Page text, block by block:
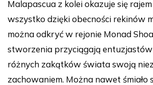
Malapascua z kolei okazuje się
wszystko dzięki obecności rekinów
można odkryć w rejonie Monad
stworzenia przyciągają
różnych zakątków świata swoją
zachowaniem. Można nawet śmiało